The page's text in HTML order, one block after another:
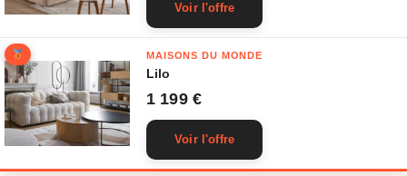
Voir l'offre
MAISONS DU MONDE
Lilo
1 199 €
Voir l'offre